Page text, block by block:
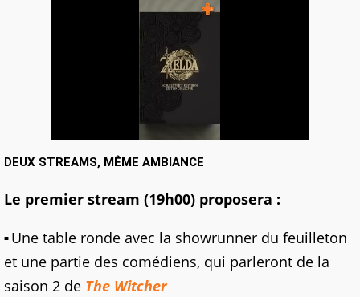
DEUX STREAMS, MÊME AMBIANCE
Le premier stream (19h00) proposera :
Une table ronde avec la showrunner du feuilleton
et une partie des comédiens, qui parleront de la
saison 2 de The Witcher